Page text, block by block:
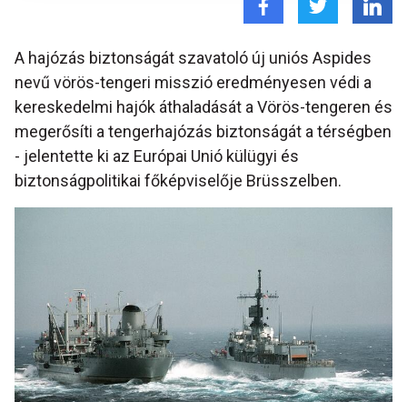
A hajózás biztonságát szavatoló új uniós Aspides
nevű vörös-tengeri misszió eredményesen védi a
kereskedelmi hajók áthaladását a Vörös-tengeren és
megerősíti a tengerhajózás biztonságát a térségben
- jelentette ki az Európai Unió külügyi és
biztonságpolitikai főképviselője Brüsszelben.